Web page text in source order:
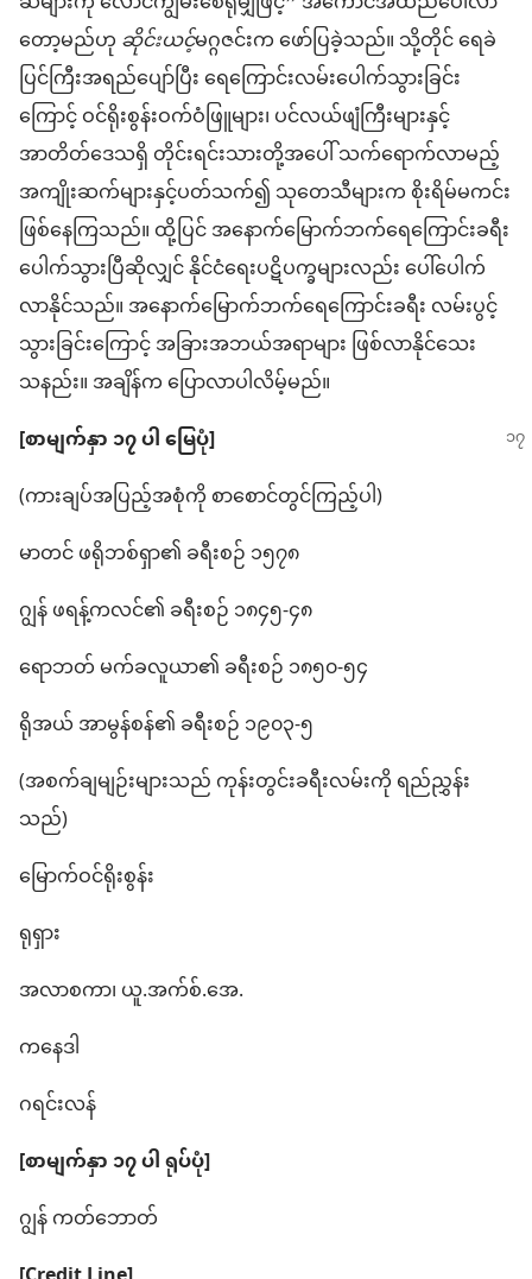
တော့မည်ဟုဆိုင်းယင့်မဂ္ဂဇင်းက ဖော်ပြခဲ့သည်။ သို့တိုင် ရေခဲ
ပြင်ကြီးအရည်ပျော်ပြီး ရေကြောင်းလမ်းပေါက်သွားခြင်း
ကြောင့် ဝင်ရိုးစွန်းဝက်ဝံဖြူများ၊ ပင်လယ်ဖျံကြီးများနှင့်
အာတိတ်ဒေသရှိ တိုင်းရင်းသားတို့အပေါ် သက်ရောက်လာမည့်
အကျိုးဆက်များနှင့်ပတ်သက်၍ သုတေသီများက စိုးရိမ်မကင်း
ဖြစ်နေကြသည်။ ထို့ပြင် အနောက်မြောက်ဘက်ရေကြောင်းခရီး
ပေါက်သွားပြီဆိုလျှင် နိုင်ငံရေးပဋိပက္ခများလည်း ပေါ်ပေါက်
လာနိုင်သည်။ အနောက်မြောက်ဘက်ရေကြောင်းခရီး လမ်းပွင့်
သွားခြင်းကြောင့် အခြားအဘယ်အရာများ ဖြစ်လာနိုင်သေး
သနည်း။ အချိန်က ပြောလာပါလိမ့်မည်။
[စာမျက်နှာ ၁၇ ပါ မြေပုံ]
(ကားချပ်အပြည့်အစုံကို စာစောင်တွင်ကြည့်ပါ)
မာတင် ဖရိုဘစ်ရှာ၏ ခရီးစဉ် ၁၅၇၈
ဂျွန် ဖရန့်ကလင်၏ ခရီးစဉ် ၁၈၄၅-၄၈
ရောဘတ် မက်ခလူယာ၏ ခရီးစဉ် ၁၈၅၀-၅၄
ရိုအယ် အာမွန်စန်၏ ခရီးစဉ် ၁၉၀၃-၅
(အစက်ချမျဉ်းများသည် ကုန်းတွင်းခရီးလမ်းကို ရည်ညွှန်း
သည်)
မြောက်ဝင်ရိုးစွန်း
ရုရှား
အလာစကာ၊ ယူ.အက်စ်.အေ.
ကနေဒါ
ဂရင်းလန်
[စာမျက်နှာ ၁၇ ပါ ရုပ်ပုံ]
ဂျွန် ကတ်ဘောတ်